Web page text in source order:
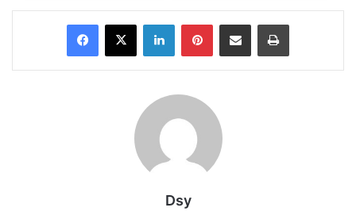
Facebook
X LinkedInPinterestShare via Email Print
Dsy